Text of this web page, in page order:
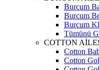
Burcum
Burcum
Burcum
Tümünü
COTTON
Cotton
Cotton